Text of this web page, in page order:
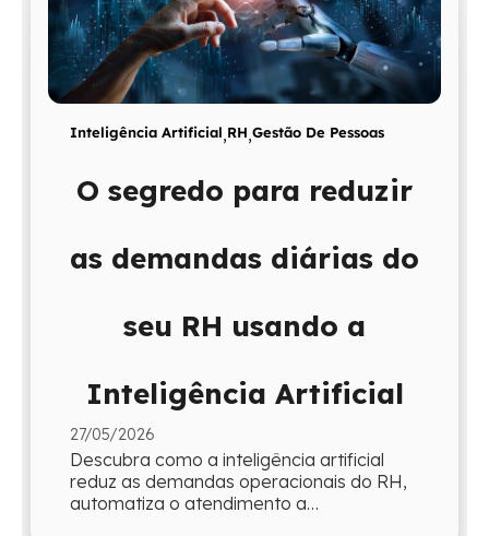
Inteligência Artificial,RH,Gestão De Pessoas
O segredo para reduzir
as demandas diárias do
seu RH usando a
Inteligência Artificial
27/05/2026
Descubra como a inteligência artificial
reduz as demandas operacionais do RH,
automatiza o atendimento a